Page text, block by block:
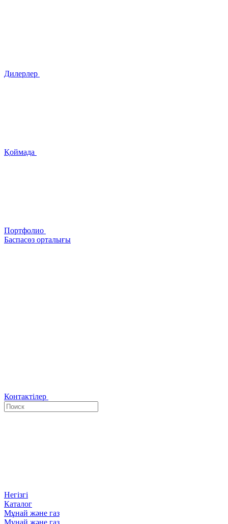
Дилерлер
Қоймада
Портфолио
Баспасөз орталығы
Контактілер
Негізгі
Каталог
Мұнай және газ
Мұнай және газ